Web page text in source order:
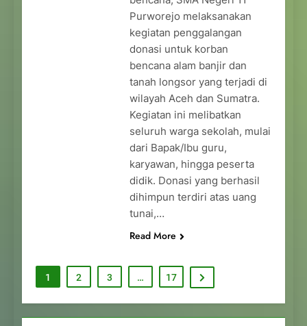
Purworejo melaksanakan
kegiatan penggalangan
donasi untuk korban
bencana alam banjir dan
tanah longsor yang terjadi di
wilayah Aceh dan Sumatra.
Kegiatan ini melibatkan
seluruh warga sekolah, mulai
dari Bapak/Ibu guru,
karyawan, hingga peserta
didik. Donasi yang berhasil
dihimpun terdiri atas uang
tunai,…
Read More
1 2 3 … 17